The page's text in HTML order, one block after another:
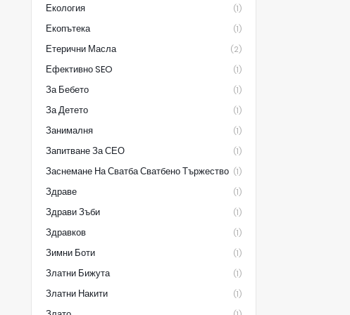
Екология (1)
Екопътека (1)
Етерични Масла (2)
Ефективно SEO (1)
За Бебето (1)
За Детето (1)
Занималня (1)
Запитване За СЕО (1)
Заснемане На Сватба Сватбено Тържество (1)
Здраве (1)
Здрави Зъби (1)
Здравков (1)
Зимни Боти (1)
Златни Бижута (1)
Златни Накити (1)